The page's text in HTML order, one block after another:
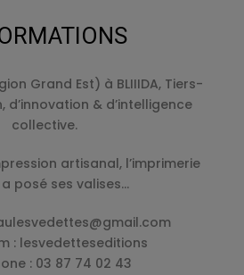
Grand Est) à BLIIIDA, Tiers-
d’innovation & d’intelligence
collective.
artisanal, l’imprimerie
a posé ses valises…
: lesvedetteseditions
: 03 87 74 02 43